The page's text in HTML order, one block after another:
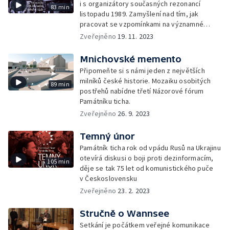
83 min
i s organizátory současných rezonancí
listopadu 1989. Zamyšlení nad tím, jak
pracovat se vzpomínkami na významné
okamžiky naší nedávné historie.
Zveřejněno19. 11. 2023
89 min
Mnichovské memento
Připomeňte si s námi jeden z největších
milníků české historie. Mozaiku osobitých
postřehů nabídne třetí Názorové fórum
Památníku ticha.
Zveřejněno 26. 9. 2023
105 min
Temný únor
Památník ticha rok od vpádu Rusů na Ukrajinu
otevírá diskusi o boji proti dezinformacím,
děje se tak 75 let od komunistického puče
v Československu
Zveřejněno 23. 2. 2023
Stručně o Wannsee
Setkání je počátkem veřejné komunikace